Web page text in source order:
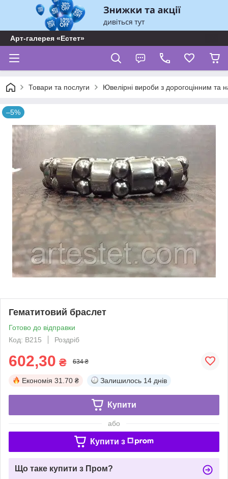
Арт-галерея «Естет»
Товари та послуги Ювелірні вироби з дорогоцінним та
–5%
Гематитовий браслет
Готово до відправки
Код: B215
Роздріб
602,30 ₴ 634 ₴
Економія 31.70 ₴ Залишилось 14 днів
Купити
або
Купити з
Що таке купити з Пром?